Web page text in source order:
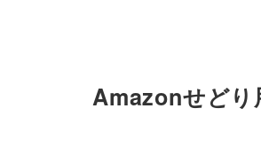
Amazonせどり